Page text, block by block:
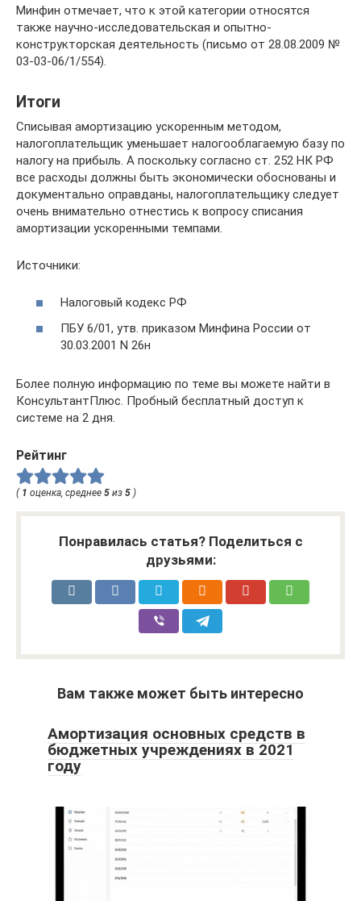
Минфин отмечает, что к этой категории относятся
также научно-исследовательская и опытно-
конструкторская деятельность (письмо от 28.08.2009 №
03-03-06/1/554).
Итоги
Списывая амортизацию ускоренным методом,
налогоплательщик уменьшает налогооблагаемую базу по
налогу на прибыль. А поскольку согласно ст. 252 НК РФ
все расходы должны быть экономически обоснованы и
документально оправданы, налогоплательщику следует
очень внимательно отнестись к вопросу списания
амортизации ускоренными темпами.
Источники:
Налоговый кодекс РФ
ПБУ 6/01, утв. приказом Минфина России от
30.03.2001 N 26н
Более полную информацию по теме вы можете найти в
КонсультантПлюс. Пробный бесплатный доступ к
системе на 2 дня.
Рейтинг
( 1 оценка, среднее 5 из 5 )
Понравилась статья? Поделиться с
друзьями:
Вам также может быть интересно
Амортизация основных средств в
бюджетных учреждениях в 2021
году